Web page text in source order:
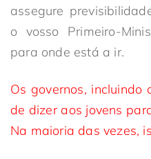
assegure
o vosso Primeiro-
para onde está a ir.
Os governos, incluindo
de dizer aos jovens
Na maioria das vezes,